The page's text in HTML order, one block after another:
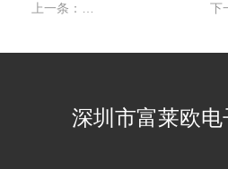
下
深圳市富莱欧电